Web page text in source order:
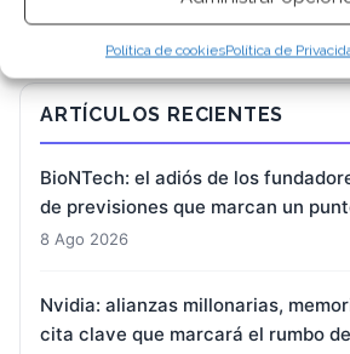
Política de cookiesPolítica de
ARTÍCULOS RECIENTES
BioNTech: el adiós de los
de previsiones que marcan un
8 Ago 2026
Nvidia: alianzas millonarias,
cita clave que marcará el rumbo